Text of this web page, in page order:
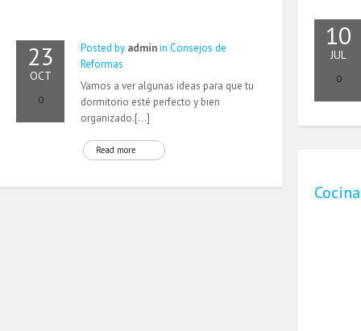
23
OCT
0
Posted by adminin Consejos de
Reformas
Vamos a ver algunas ideas para que tu
dormitorio esté perfecto y bien
organizado.[…]
Read more
10
JUL
0